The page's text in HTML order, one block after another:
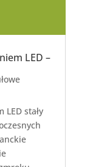
LED –
stały